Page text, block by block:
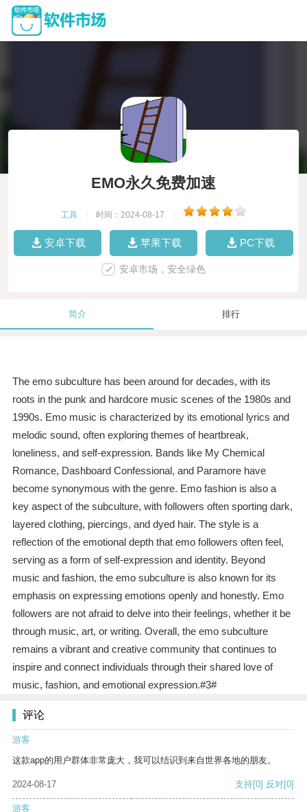
EMO永久免费加速
工具 时间：2024-08-17
安卓下载 苹果下载 PC下载
安卓市场，安全绿色
简介 排行
The emo subculture has been around for decades, with its
roots in the punk and hardcore music scenes of the 1980s and
1990s. Emo music is characterized by its emotional lyrics and
melodic sound, often exploring themes of heartbreak,
loneliness, and self-expression. Bands like My Chemical
Romance, Dashboard Confessional, and Paramore have
become synonymous with the genre. Emo fashion is also a
key aspect of the subculture, with followers often sporting dark,
layered clothing, piercings, and dyed hair. The style is a
reflection of the emotional depth that emo followers often feel,
serving as a form of self-expression and identity. Beyond
music and fashion, the emo subculture is also known for its
emphasis on expressing emotions openly and honestly. Emo
followers are not afraid to delve into their feelings, whether it be
through music, art, or writing. Overall, the emo subculture
remains a vibrant and creative community that continues to
inspire and connect individuals through their shared love of
music, fashion, and emotional expression.#3#
评论
游客
这款app的用户群体非常庞大，我可以结识到来自世界各地的朋友。
2024-08-17 支持[0] 反对[0]
游客